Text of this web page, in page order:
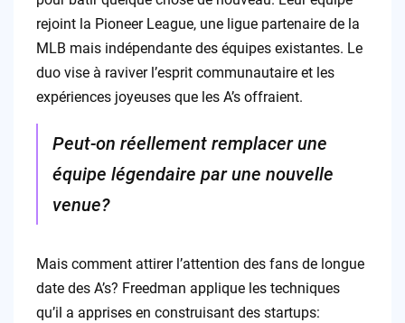
rejoint la Pioneer League, une ligue partenaire de la
MLB mais indépendante des équipes existantes. Le
duo vise à raviver l’esprit communautaire et les
expériences joyeuses que les A’s offraient.
Peut-on réellement remplacer une
équipe légendaire par une nouvelle
venue?
Mais comment attirer l’attention des fans de longue
date des A’s? Freedman applique les techniques
qu’il a apprises en construisant des startups: